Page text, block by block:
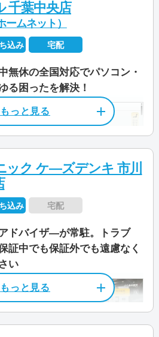
千葉中央店
ームネット）
込み 宅配
無休の全国対応でパソコン・
る困ったを解決！
葉市中央区新田町7-5 石出ビ
」駅から徒歩9分
ック ケ―ズデンキ 市川
込み 宅配
ドバイザ―が常駐。トラブ
証中でも保証外でも遠慮なく
い